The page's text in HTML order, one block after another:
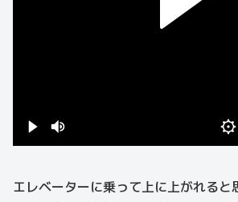
エレベーターに乗って上に上がれると